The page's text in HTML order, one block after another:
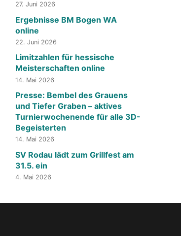
27. Juni 2026
Ergebnisse BM Bogen WA
online
22. Juni 2026
Limitzahlen für hessische
Meisterschaften online
14. Mai 2026
Presse: Bembel des Grauens
und Tiefer Graben – aktives
Turnierwochenende für alle 3D-
Begeisterten
14. Mai 2026
SV Rodau lädt zum Grillfest am
31.5. ein
4. Mai 2026